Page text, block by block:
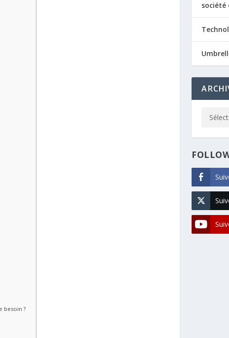
besoin ?
société